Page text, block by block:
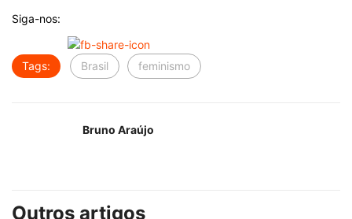
Siga-nos:
Tags: Brasil feminismo
Bruno Araújo
Outros artigos